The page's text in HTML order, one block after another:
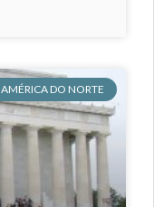
AMÉRICA DO NORTE